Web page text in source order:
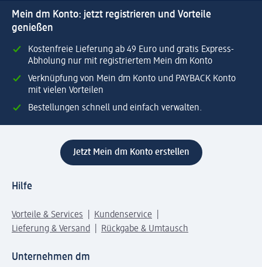
Mein dm Konto: jetzt registrieren und Vorteile
genießen
Kostenfreie Lieferung ab 49 Euro und gratis Express-
Abholung nur mit registriertem Mein dm Konto
Verknüpfung von Mein dm Konto und PAYBACK Konto
mit vielen Vorteilen
Bestellungen schnell und einfach verwalten.
Jetzt Mein dm Konto erstellen
Hilfe
Vorteile & Services
Kundenservice
Lieferung & Versand
Rückgabe & Umtausch
Unternehmen dm